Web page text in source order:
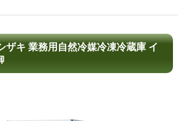
ザキ 業務用自然冷媒冷凍冷蔵庫 イ